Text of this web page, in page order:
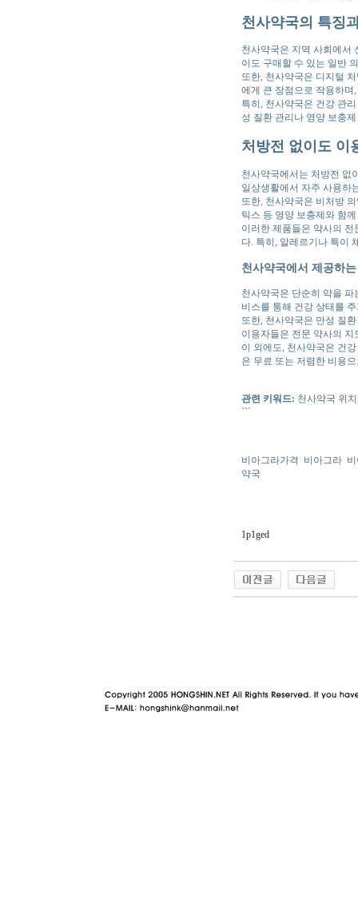
천사약국의 특징
천사약국은 지역 사회에서
이도 구매할 수 있는 일반
또한, 천사약국은 디지털
에게 큰 장점으로 작용하며
특히, 천사약국은 건강 관
성 질환 관리나 영양 보충
처방전 없이도 이
천사약국에서는 처방전 없
일상생활에서 자주 사용하
또한, 천사약국은 비처방
틱스 등 영양 보충제와 함
이러한 제품들은 약사의
다. 특히, 알레르기나 특이
천사약국에서 제공하
천사약국은 단순히 약을
비스를 통해 건강 상태를
또한, 천사약국은 만성 질
이용자들은 전문 약사의
이 외에도, 천사약국은 건
은 무료 또는 저렴한 비용
관련 키워드: 천사약국 위
```
비아그라가격 비아그라
약국
1p1ged